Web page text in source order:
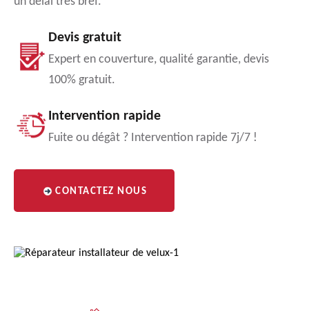
Devis gratuit
Expert en couverture, qualité garantie, devis
100% gratuit.
Intervention rapide
Fuite ou dégât ? Intervention rapide 7j/7 !
CONTACTEZ NOUS